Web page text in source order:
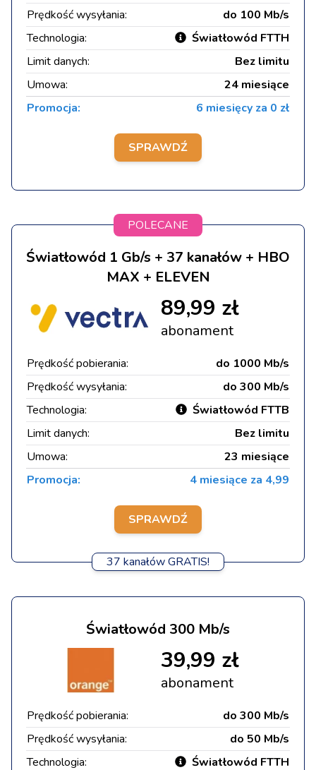
Prędkość wysyłania:
do 100 Mb/s
Technologia:
Światłowód FTTH
Limit danych:
Bez limitu
Umowa:
24 miesiące
Promocja:
6 miesięcy za 0 zł
SPRAWDŹ
POLECANE
Światłowód 1 Gb/s + 37 kanałów + HBO
MAX + ELEVEN
89,99 zł
abonament
Prędkość pobierania:
do 1000 Mb/s
Prędkość wysyłania:
do 300 Mb/s
Technologia:
Światłowód FTTB
Limit danych:
Bez limitu
Umowa:
23 miesiące
Promocja:
4 miesiące za 4,99
SPRAWDŹ
37 kanałów GRATIS!
Światłowód 300 Mb/s
39,99 zł
abonament
Prędkość pobierania:
do 300 Mb/s
Prędkość wysyłania:
do 50 Mb/s
Technologia:
Światłowód FTTH